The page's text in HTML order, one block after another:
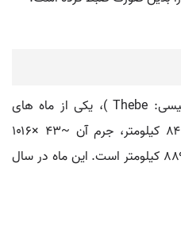
تبه (قمر). تبه ( ماه ) ( به انگلیسی: Thebe )، یکی از ماه های
مشتری است ابعاد آن ۱۱۶×۹۸×۸۴ کیلومتر، جرم آن ~۴۳ ×۱۰۱۶
کیلوگرم و نیم قطر بزرگ آن ۲۲۱ ۸۸۹ کیلومتر است. این ماه در سال